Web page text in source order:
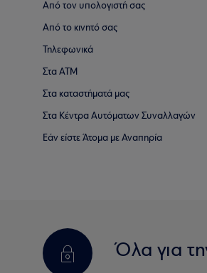
Από τον υπολογιστή σας
Από το κινητό σας
Τηλεφωνικά
Στα ΑΤΜ
Στα καταστήματά μας
Στα Κέντρα Αυτόματων Συναλλαγών
Εάν είστε Άτομα με Αναπηρία
Όλα για